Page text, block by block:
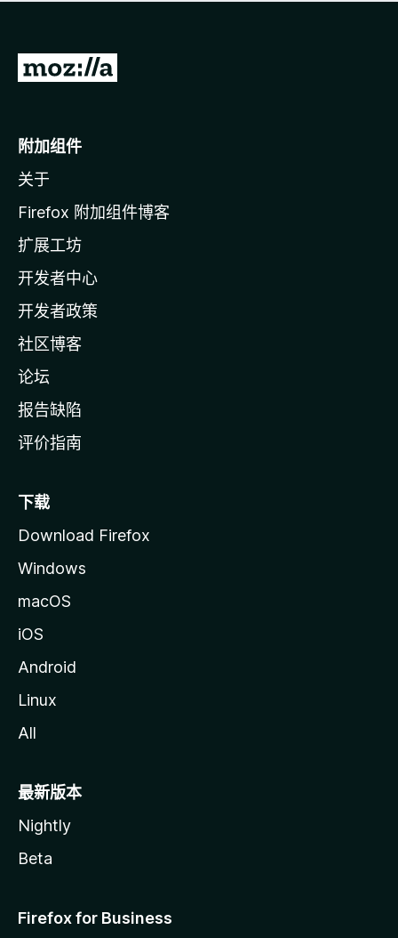
无
转
o
i
l
a
主
页
附加组件
关于
Firefox 附加组件博客
扩展工坊
开发者中心
开发者政策
社区博客
论坛
报告缺陷
评价指南
下载
Download Firefox
Windows
macOS
iOS
Android
Linux
All
最新版本
Nightly
Beta
Firefox for Business